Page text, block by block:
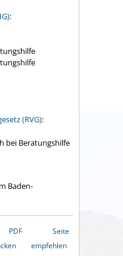
:
(RVG):
bei Beratungshilfe
Baden-
PDF
Seite
empfehlen